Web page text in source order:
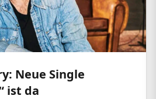
Neue Single
ist da